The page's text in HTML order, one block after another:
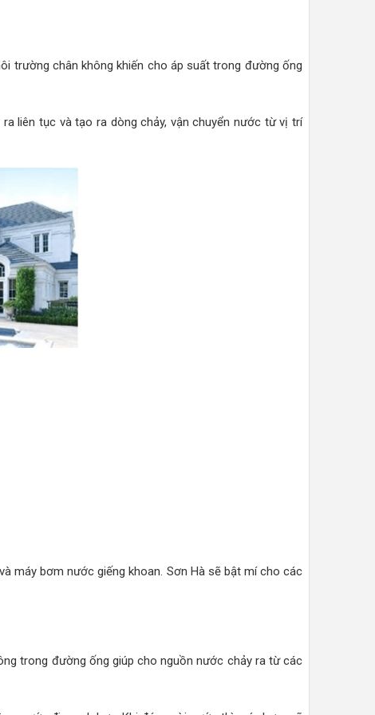
trường chân không khiến cho áp suất trong đường ống
liên tục và tạo ra dòng chảy, vận chuyển nước từ vị trí
máy bơm nước giếng khoan. Sơn Hà sẽ bật mí cho các
trong đường ống giúp cho nguồn nước chảy ra từ các